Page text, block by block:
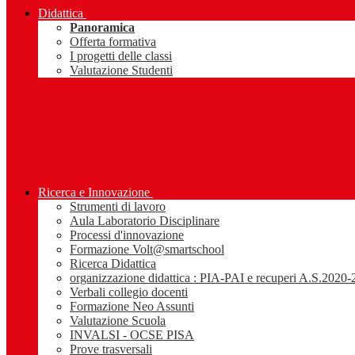
Didattica
Panoramica
Offerta formativa
I progetti delle classi
Valutazione Studenti
Ricerca e Innovazione
Strumenti di lavoro
Aula Laboratorio Disciplinare
Processi d'innovazione
Formazione Volt@smartschool
Ricerca Didattica
organizzazione didattica : PIA-PAI e recuperi A.S.2020-
Verbali collegio docenti
Formazione Neo Assunti
Valutazione Scuola
INVALSI - OCSE PISA
Prove trasversali